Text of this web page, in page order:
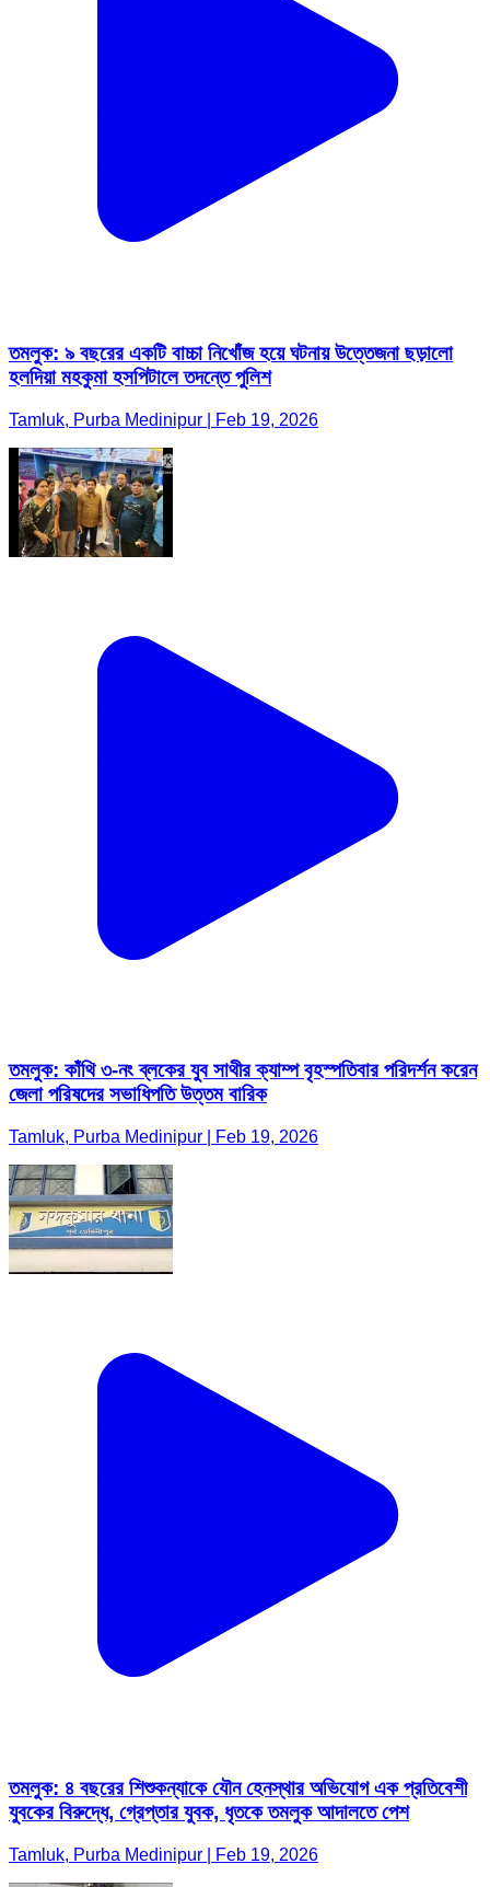
তমলুক: ৯ বছরের একটি বাচ্চা নিখোঁজ হয়ে ঘটনায় উত্তেজনা ছড়ালো
হলদিয়া মহকুমা হসপিটালে তদন্তে পুলিশ
Tamluk, Purba Medinipur | Feb 19, 2026
তমলুক: কাঁথি ৩-নং ব্লকের যুব সাথীর ক্যাম্প বৃহস্পতিবার পরিদর্শন করেন
জেলা পরিষদের সভাধিপতি উত্তম বারিক
Tamluk, Purba Medinipur | Feb 19, 2026
তমলুক: ৪ বছরের শিশুকন্যাকে যৌন হেনস্থার অভিযোগ এক প্রতিবেশী
যুবকের বিরুদ্ধে, গ্রেপ্তার যুবক, ধৃতকে তমলুক আদালতে পেশ
Tamluk, Purba Medinipur | Feb 19, 2026